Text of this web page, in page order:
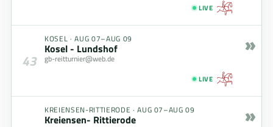
LIVE
43
KOSEL ·AUG 07–AUG 09
Kosel - Lundshof
gb-reitturnier@web.de
LIVE
»
KREIENSEN-RITTIERODE ·AUG 07–AUG 09
Kreiensen- Rittierode »